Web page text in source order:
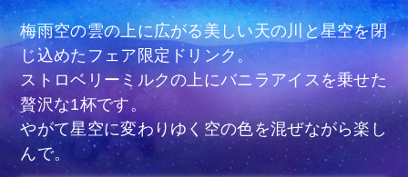
梅雨空の雲の上に広がる美しい天の川と星空を閉
じ込めたフェア限定ドリンク。
ストロベリーミルクの上にバニラアイスを乗せた
贅沢な1杯です。
やがて星空に変わりゆく空の色を混ぜながら楽し
んで。